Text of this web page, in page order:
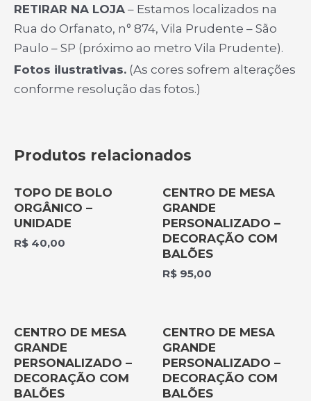
RETIRAR NA LOJA – Estamos localizados na
Rua do Orfanato, n° 874, Vila Prudente – São
Paulo – SP (próximo ao metro Vila Prudente).
Fotos ilustrativas. (As cores sofrem alterações
conforme resolução das fotos.)
Produtos relacionados
TOPO DE BOLO
ORGÂNICO –
UNIDADE
R$ 40,00
CENTRO DE MESA
GRANDE
PERSONALIZADO –
DECORAÇÃO COM
BALÕES
R$ 95,00
CENTRO DE MESA
GRANDE
PERSONALIZADO –
DECORAÇÃO COM
BALÕES
CENTRO DE MESA
GRANDE
PERSONALIZADO –
DECORAÇÃO COM
BALÕES